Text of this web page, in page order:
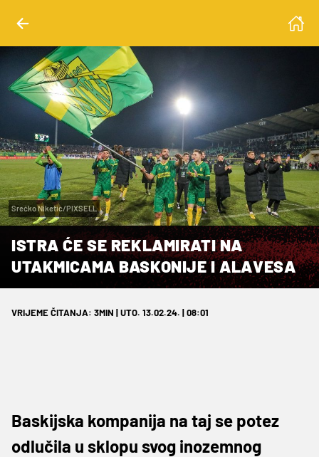
Srećko Niketić/PIXSELL
ISTRA ĆE SE REKLAMIRATI NA
UTAKMICAMA BASKONIJE I ALAVESA
VRIJEME ČITANJA: 3MIN | UTO. 13.02.24. | 08:01
Baskijska kompanija na taj se potez
odlučila u sklopu svog inozemnog